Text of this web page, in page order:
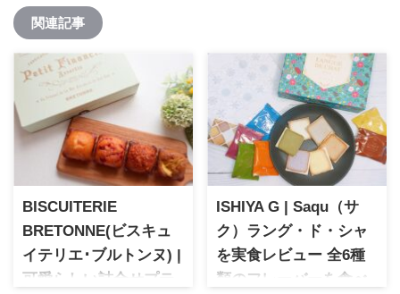
関連記事
BISCUITERIE
BRETONNE(ビスキュ
イテリエ･ブルトンヌ) |
可愛らしい詰合せプテ
ISHIYA G | Saqu（サ
ク）ラング・ド・シャ
を実食レビュー 全6種
類のフレーバーを食べ